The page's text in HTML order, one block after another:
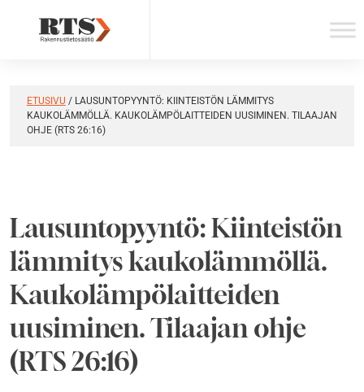
ETUSIVU / LAUSUNTOPYYNTÖ: KIINTEISTÖN LÄMMITYS
KAUKOLÄMMÖLLÄ. KAUKOLÄMPÖLAITTEIDEN UUSIMINEN. TILAAJAN
OHJE (RTS 26:16)
Lausuntopyyntö: Kiinteistön
lämmitys kaukolämmöllä.
Kaukolämpölaitteiden
uusiminen. Tilaajan ohje
(RTS 26:16)